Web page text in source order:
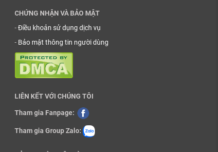
CHỨNG NHẬN VÀ BẢO MẬT
-Điều khoản sử dụng dịch vụ
- Bảo mật thông tin người dùng
LIÊN KẾT VỚI CHÚNG TÔI
Tham gia Fanpage:
Tham gia Group Zalo: